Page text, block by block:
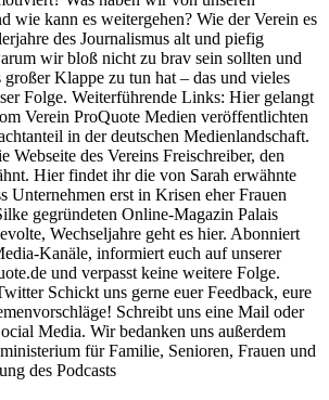
wie kann es weitergehen? Wie der Verein es
des Journalismus alt und piefig
wir bloß nicht zu brav sein sollten und
Klappe zu tun hat – das und vieles
Folge. Weiterführende Links: Hier gelangt
Verein ProQuote Medien veröffentlichten
in der deutschen Medienlandschaft.
Webseite des Vereins Freischreiber, den
Hier findet ihr die von Sarah erwähnte
Unternehmen erst in Krisen eher Frauen
gegründeten Online-Magazin Palais
Wechseljahre geht es hier. Abonniert
Kanäle, informiert euch auf unserer
und verpasst keine weitere Folge.
Schickt uns gerne euer Feedback, eure
Schreibt uns eine Mail oder
Media. Wir bedanken uns außerdem
für Familie, Senioren, Frauen und
des Podcasts